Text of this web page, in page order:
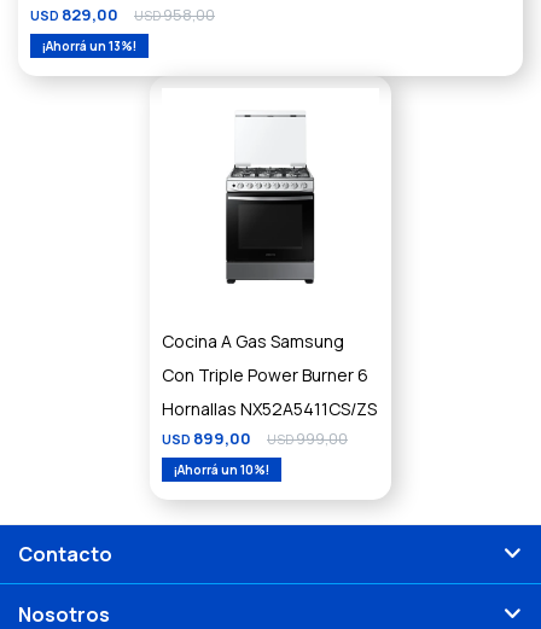
USD 829,00 USD958,00
13
Cocina A Gas Samsung
Con Triple Power Burner 6
Hornallas NX52A5411CS/ZS
USD 899,00 USD999,00
10
Contacto
Nosotros